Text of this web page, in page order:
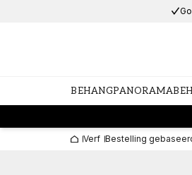
BEHANG
Verf Bestelling